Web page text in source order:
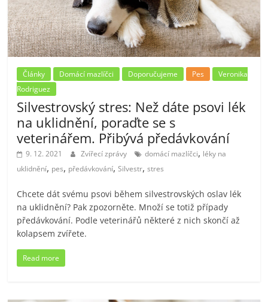
Články Domácí mazlíčci Doporučujeme Pes
Veronika
Rodriguez
Silvestrovský stres: Než dáte psovi lék
na uklidnění, poraďte se s
veterinářem. Přibývá předávkování
9. 12. 2021 Zvířecí zprávy domácí mazlíčci, léky na
uklidnění, pes, předávkování,Silvestr,stres
Chcete dát svému psovi během silvestrovských oslav lék
na uklidnění? Pak zpozorněte. Množí se totiž případy
předávkování. Podle veterinářů některé z nich skončí až
kolapsem zvířete.
Read more